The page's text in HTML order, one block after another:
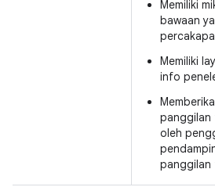
Memiliki
bawaan
Memiliki
info
panggilan
oleh
panggilan